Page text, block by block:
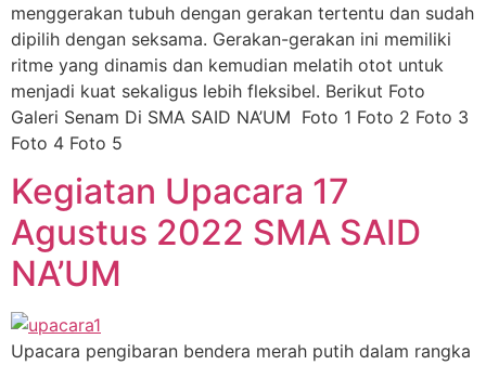
menggerakan tubuh dengan gerakan tertentu dan sudah
dipilih dengan seksama. Gerakan-gerakan ini memiliki
ritme yang dinamis dan kemudian melatih otot untuk
menjadi kuat sekaligus lebih fleksibel. Berikut Foto
Galeri Senam Di SMA SAID NA’UM Foto 1 Foto 2 Foto 3
Foto 4 Foto 5
Kegiatan Upacara 17
Agustus 2022 SMA SAID
NA’UM
Upacara pengibaran bendera merah putih dalam rangka